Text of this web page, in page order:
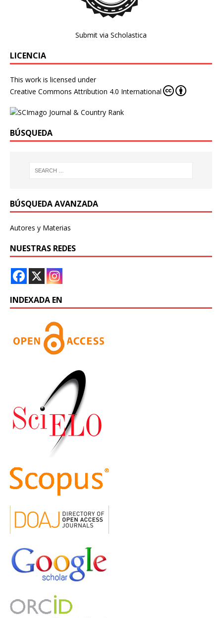
Submit via Scholastica
LICENCIA
This work is licensed under
Creative Commons Attribution 4.0 International
BÚSQUEDA
BÚSQUEDA AVANZADA
Autores y Materias
NUESTRAS REDES
INDEXADA EN